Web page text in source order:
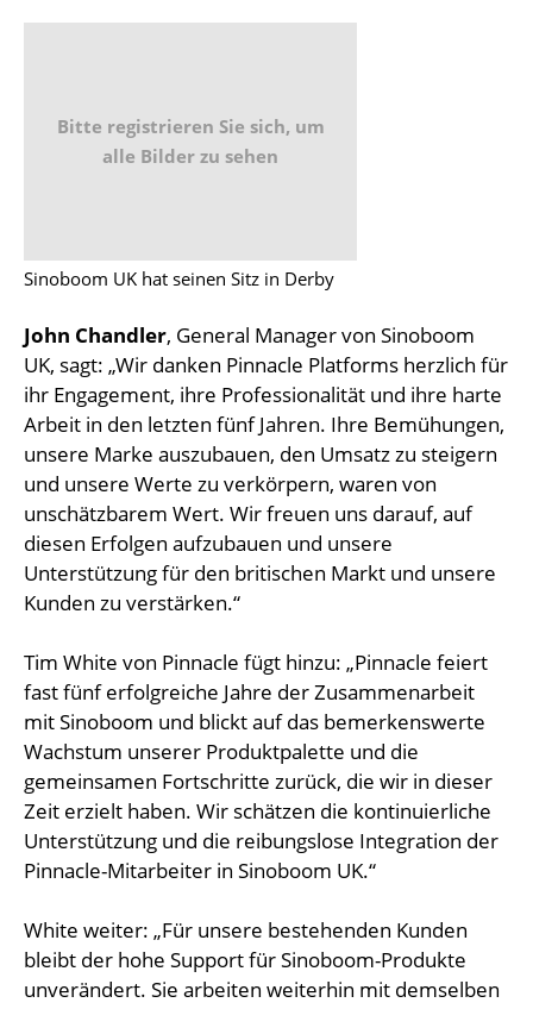
Bitte registrieren Sie sich, um
alle Bilder zu sehen
Sinoboom UK hat seinen Sitz in Derby
John Chandler, General Manager von Sinoboom
UK, sagt: „Wir danken Pinnacle Platforms herzlich für
ihr Engagement, ihre Professionalität und ihre harte
Arbeit in den letzten fünf Jahren. Ihre Bemühungen,
unsere Marke auszubauen, den Umsatz zu steigern
und unsere Werte zu verkörpern, waren von
unschätzbarem Wert. Wir freuen uns darauf, auf
diesen Erfolgen aufzubauen und unsere
Unterstützung für den britischen Markt und unsere
Kunden zu verstärken.“
Tim White von Pinnacle fügt hinzu: „Pinnacle feiert
fast fünf erfolgreiche Jahre der Zusammenarbeit
mit Sinoboom und blickt auf das bemerkenswerte
Wachstum unserer Produktpalette und die
gemeinsamen Fortschritte zurück, die wir in dieser
Zeit erzielt haben. Wir schätzen die kontinuierliche
Unterstützung und die reibungslose Integration der
Pinnacle-Mitarbeiter in Sinoboom UK.“
White weiter: „Für unsere bestehenden Kunden
bleibt der hohe Support für Sinoboom-Produkte
unverändert. Sie arbeiten weiterhin mit demselben